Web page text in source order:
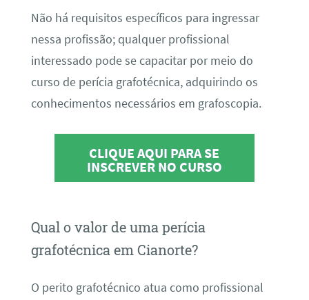
Não há requisitos específicos para ingressar
nessa profissão; qualquer profissional
interessado pode se capacitar por meio do
curso de perícia grafotécnica, adquirindo os
conhecimentos necessários em grafoscopia.
CLIQUE AQUI PARA SE
INSCREVER NO CURSO
Qual o valor de uma perícia
grafotécnica em Cianorte?
O perito grafotécnico atua como profissional